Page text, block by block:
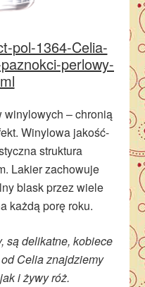
pol-1364-Celia-
perlowy-
winylowych – chronią
Winylowa jakość-
struktura
Lakier zachowuje
blask przez wiele
każdą porę roku.
są delikatne, kobiece
Celia znajdziemy
i żywy róż.